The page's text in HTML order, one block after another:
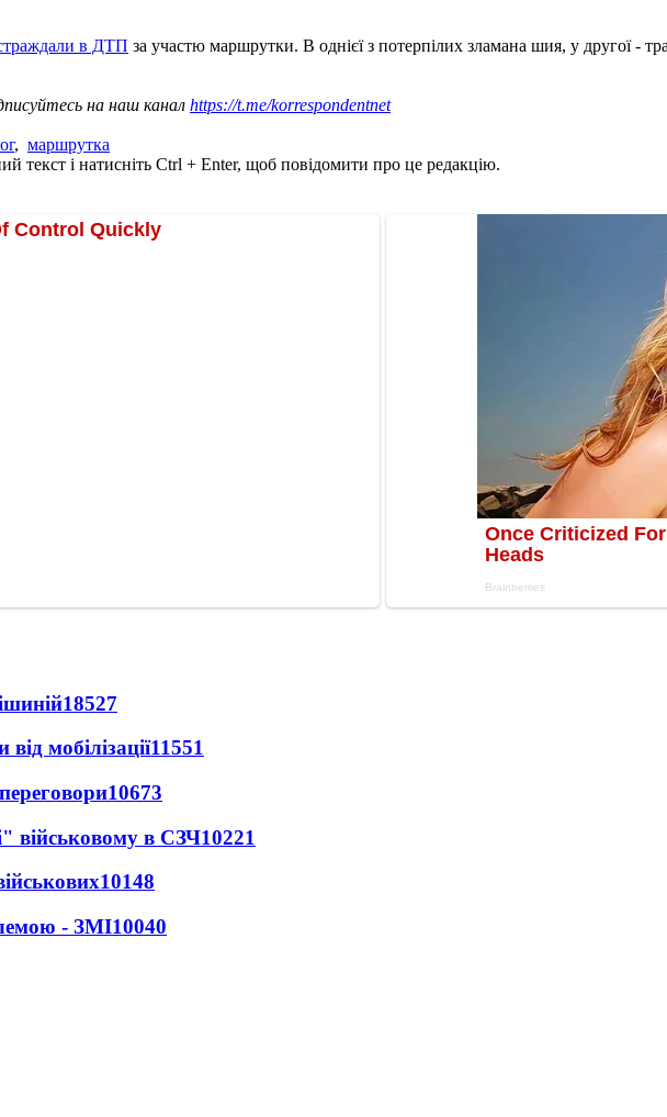
в ДТП за участю маршрутки. В однієї з потерпілих зламана шия, у другої -
на наш канал https://t.me/korrespondentnet
, маршрутка
текст і натисніть Ctrl + Enter, щоб повідомити про це редакцію.
18527
мобілізації11551
10673
військовому в СЗЧ10221
10148
- ЗМІ10040